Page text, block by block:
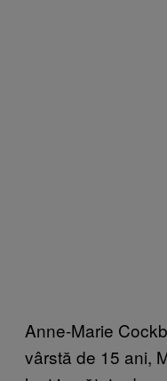
Anne-Marie
vârstă de 15 ani,